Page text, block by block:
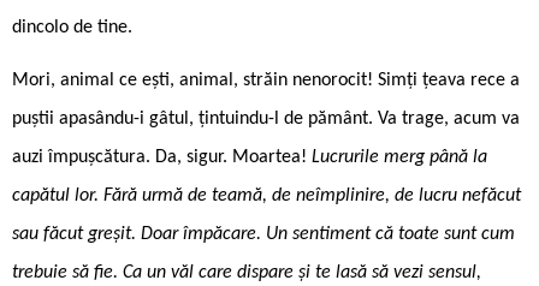
dincolo de tine.
Mori, animal ce ești, animal, străin nenorocit! Simți țeava rece a
puștii apasându-i gâtul, țintuindu-l de pământ. Va trage, acum va
auzi împușcătura. Da, sigur. Moartea! Lucrurile merg până la
capătul lor. Fără urmă de teamă, de neîmplinire, de lucru nefăcut
sau făcut greșit. Doar împăcare. Un sentiment că toate sunt cum
trebuie să fie. Ca un văl care dispare și te lasă să vezi sensul,